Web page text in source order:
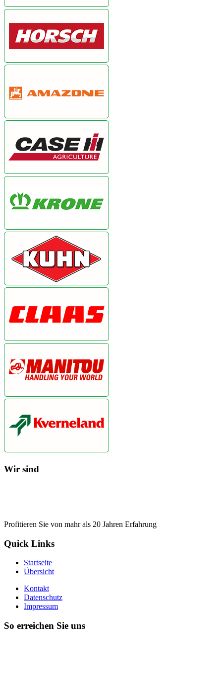
Wir sind
Profitieren Sie von mahr als 20 Jahren Erfahrung
Quick Links
Startseite
Übersicht
Kontakt
Datenschutz
Impressum
So erreichen Sie uns